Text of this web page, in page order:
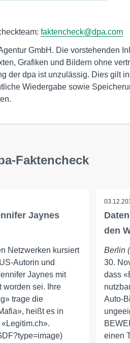
faktencheck@dpa.com
GmbH. Die vorstehenden
Grafiken und Bildern ohne
der dpa ist unzulässig. Dies gilt
Wiedergabe sowie
Faktencheck
Jaynes
Netzwerken kursiert
Autorin und
Jaynes mit
worden sei. Ihre
trage die
heißt es in
den
Berlin
30.
dass
Auto-
einen